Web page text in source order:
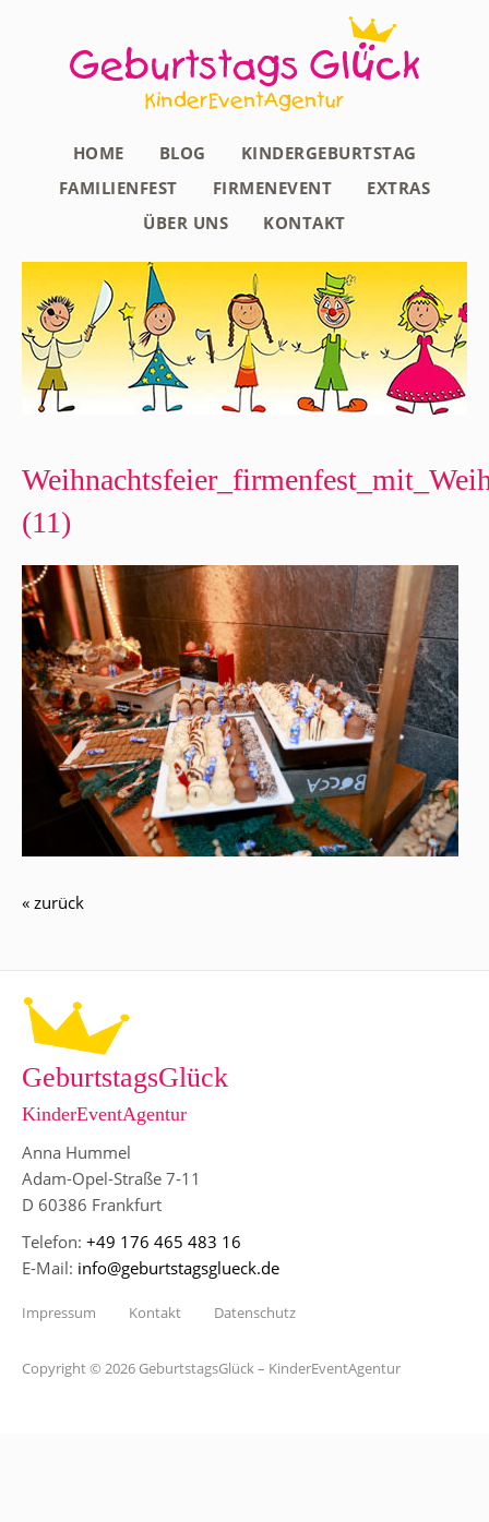
HOME BLOG
KINDERGEBURTSTAG
FAMILIENFEST
FIRMENEVENT
EXTRAS
ÜBER UNS
KONTAKT
(11)
« zurück
GeburtstagsGlück
KinderEventAgentur
Anna Hummel
Adam-Opel-Straße 7-11
D 60386 Frankfurt
Telefon: +49 176 465 483 16
E-Mail: info@geburtstagsglueck.de
Copyright © 2026 GeburtstagsGlück – KinderEventAgentur
Impressum Kontakt Datenschutz